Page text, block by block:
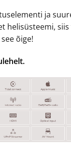
ja
helisüsteemi, siis
õige!